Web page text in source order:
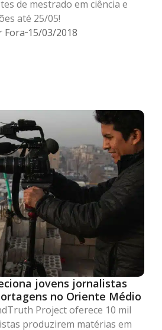
de mestrado em ciência e
até 25/05!
Fora 15/03/2018
jovens jornalistas
no Oriente Médio
Project oferece 10 mil
produzirem matérias em